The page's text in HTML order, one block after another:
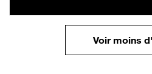
Voir moins